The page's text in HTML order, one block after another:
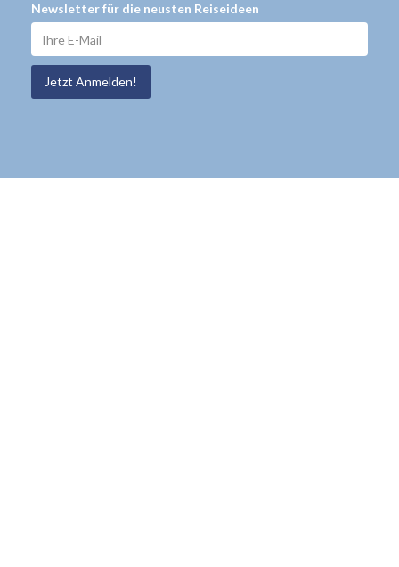
Newsletter für die neusten Reiseideen